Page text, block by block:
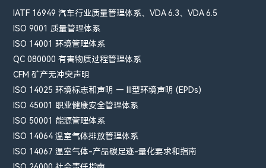
IATF 16949 汽车行业质量管理体系、VDA 6.3、VDA 6.5
ISO 9001 质量管理体系
ISO 14001 环境管理体系
QC 080000 有害物质过程管理体系
CFM​ 矿产无冲突声明
ISO 14025 环境标志和声明 — III型环境声明 (EPDs)
ISO 45001 职业健康安全管理体系
ISO 50001 能源管理体系
ISO 14064 温室气体排放管理体系
ISO 14067 温室气体-产品碳足迹-量化要求和指南